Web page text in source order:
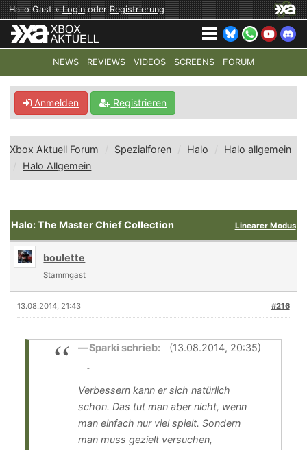
Hallo Gast »LoginoderRegistrierung
NEWS REVIEWS VIDEOS SCREENS FORUM
TOP-THEMEN: COD: MODERN WARFARE 4 HALO:
Anmelden Registrieren
Xbox Aktuell Forum Spezialforen Halo
Halo allgemein
Halo Allgemein
Linearer Modus
Halo: The Master Chief Collection
boulette
Stammgast
#216
13.08.2014, 21:43
(13.08.2014, 20:35)
Sparki schrieb:
Verbessern kann er sich natürlich
schon. Das tut man aber nicht, wenn
man einfach nur viel spielt. Sondern
man muss gezielt versuchen,